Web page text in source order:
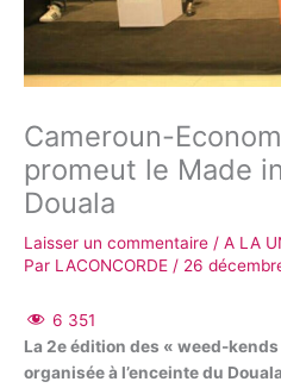
Cameroun-
promeut le Made
Douala
Laisser un commentaire / A LA
Par LACONCORDE / 26
6 351
La 2e édition des « weed-
organisée à l’enceinte du